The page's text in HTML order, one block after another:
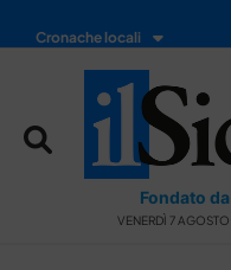
Cronache locali
Fondato
VENERDÌ 7